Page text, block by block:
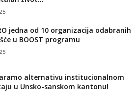
jedna od 10 organizacija odabranih
u BOOST programu
alternativu institucionalnom
u Unsko-sanskom kantonu!